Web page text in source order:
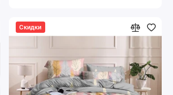
Скидки